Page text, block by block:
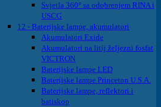
Svjetla 360° sa odobrenjem RINA i
USCG
12 - Baterijske lampe, akumulatori
Akumulatori Exide
Akumulatori na litij željezni fosfat
VICTRON
Baterijske lampe LED
Baterijske lampe Princeton U.S.A.
Baterijske lampe, reflektori i
batiskop